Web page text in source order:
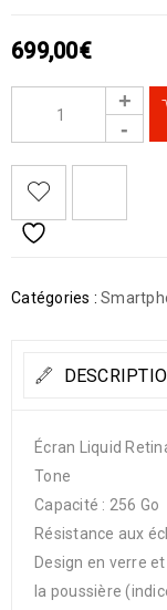
699,00€
Catégories :
Écran Liquid
Tone
Capacité : 256 Go
Résistance aux
Design en verre
la poussière